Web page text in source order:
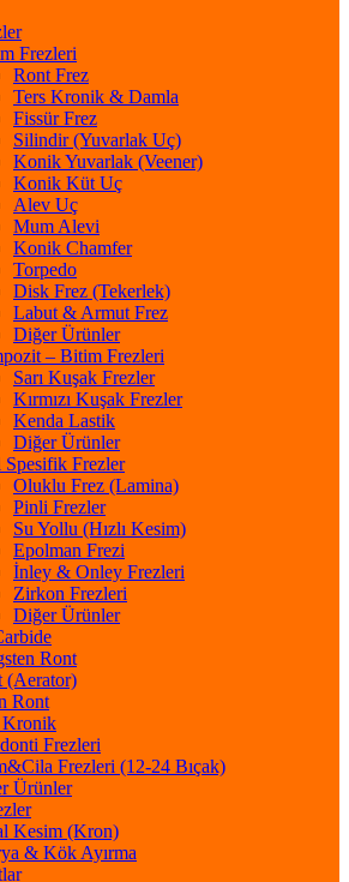
Frezleri
Ront Frez
Ters Kronik & Damla
Fissür Frez
Silindir (Yuvarlak Uç)
Konik Yuvarlak (Veener)
Konik Küt Uç
Alev Uç
Mum Alevi
Konik Chamfer
Torpedo
Disk Frez (Tekerlek)
Labut & Armut Frez
Diğer Ürünler
– Bitim Frezleri
Sarı Kuşak Frezler
Kırmızı Kuşak Frezler
Kenda Lastik
Diğer Ürünler
Spesifik Frezler
Oluklu Frez (Lamina)
Pinli Frezler
Su Yollu (Hızlı Kesim)
Epolman Frezi
İnley & Onley Frezleri
Zirkon Frezleri
Diğer Ürünler
Ront
(Aerator)
Ront
Kronik
Frezleri
Frezleri (12-24 Bıçak)
Ürünler
Kesim (Kron)
& Kök Ayırma